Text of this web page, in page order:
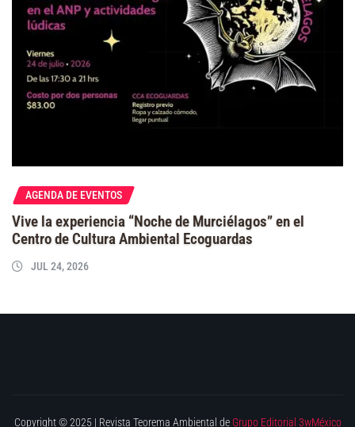
AGENDA DE EVENTOS
Vive la experiencia “Noche de Murciélagos” en el
Centro de Cultura Ambiental Ecoguardas
JUL 24, 2026
Copyright © 2025 | Revista Teorema Ambiental de Grupo Editorial 3wMéxico